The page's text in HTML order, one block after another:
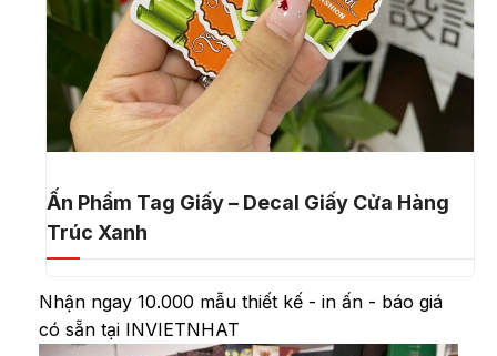
Ấn Phẩm Tag Giấy – Decal Giấy Cửa Hàng
Trúc Xanh
Nhận ngay 10.000 mẫu thiết kế - in ấn - báo giá
có sẵn tại INVIETNHAT